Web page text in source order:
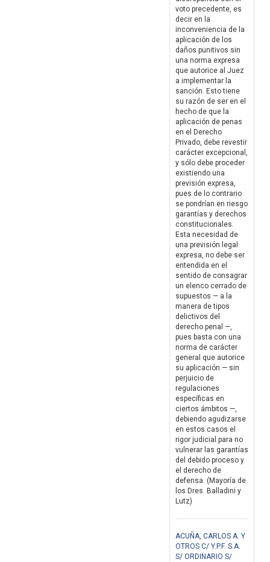
voto precedente, es
decir en la
inconveniencia de la
aplicación de los
daños punitivos sin
una norma expresa
que autorice al Juez
a implementar la
sanción. Esto tiene
su razón de ser en el
hecho de que la
aplicación de penas
en el Derecho
Privado, debe revestir
carácter excepcional,
y sólo debe proceder
existiendo una
previsión expresa,
pues de lo contrario
se pondrían en riesgo
garantías y derechos
constitucionales.
Esta necesidad de
una previsión legal
expresa, no debe ser
entendida en el
sentido de consagrar
un elenco cerrado de
supuestos — a la
manera de tipos
delictivos del
derecho penal —,
pues basta con una
norma de carácter
general que autorice
su aplicación — sin
perjuicio de
regulaciones
específicas en
ciertos ámbitos —,
debiendo agudizarse
en estos casos el
rigor judicial para no
vulnerar las garantías
del debido proceso y
el derecho de
defensa. (Mayoría de
los Dres. Balladini y
Lutz)
ACUÑA, CARLOS A. Y
OTROS C/ Y.P.F. S.A.
S/ ORDINARIO S/